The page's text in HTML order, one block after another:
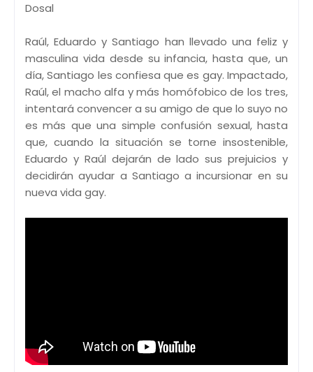
Dosal
Raúl, Eduardo y Santiago han llevado una feliz y
masculina vida desde su infancia, hasta que, un
día, Santiago les confiesa que es gay. Impactado,
Raúl, el macho alfa y más homófobico de los tres,
intentará convencer a su amigo de que lo suyo no
es más que una simple confusión sexual, hasta
que, cuando la situación se torne insostenible,
Eduardo y Raúl dejarán de lado sus prejuicios y
decidirán ayudar a Santiago a incursionar en su
nueva vida gay.